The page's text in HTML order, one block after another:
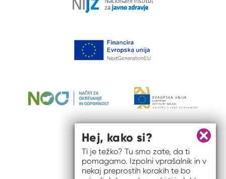
Zapri
Hej, kako si?
Ti je težko? Tu smo zate, da ti
pomagamo. Izpolni vprašalnik in v
nekaj preprostih korakih te bo